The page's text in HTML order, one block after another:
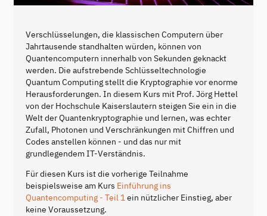
Verschlüsselungen, die klassischen Computern über
Jahrtausende standhalten würden, können von
Quantencomputern innerhalb von Sekunden geknackt
werden. Die aufstrebende Schlüsseltechnologie
Quantum Computing stellt die Kryptographie vor enorme
Herausforderungen. In diesem Kurs mit Prof. Jörg Hettel
von der Hochschule Kaiserslautern steigen Sie ein in die
Welt der Quantenkryptographie und lernen, was echter
Zufall, Photonen und Verschränkungen mit Chiffren und
Codes anstellen können - und das nur mit
grundlegendem IT-Verständnis.
Für diesen Kurs ist die vorherige Teilnahme
beispielsweise am Kurs Einführung ins
Quantencomputing - Teil 1ein nützlicher Einstieg, aber
keine Voraussetzung.